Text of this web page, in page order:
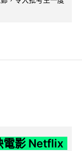
電影 Netflix